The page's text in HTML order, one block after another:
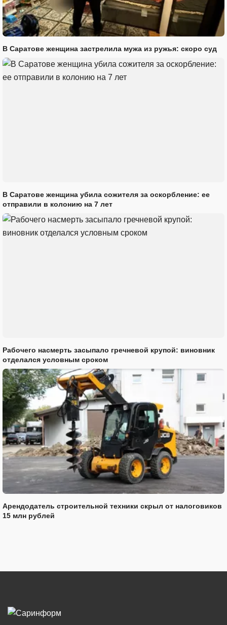
В Саратове женщина застрелила мужа из ружья: скоро суд
В Саратове женщина убила сожителя за оскорбление: ее
отправили в колонию на 7 лет
Рабочего насмерть засыпало гречневой крупой: виновник
отделался условным сроком
Арендодатель строительной техники скрыл от налоговиков
15 млн рублей